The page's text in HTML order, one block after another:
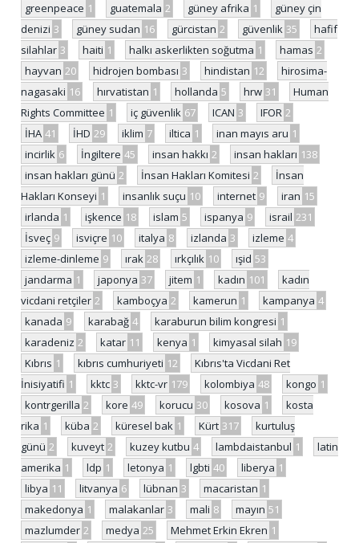
greenpeace 1 guatemala 2 güney afrika 1
güney çin
denizi 3 güney sudan 16 gürcistan 2 güvenlik 35
hafif
silahlar 3 haiti 1 halkı askerlikten soğutma 1 hamas 2
hayvan 20 hidrojen bombası 3 hindistan 12
hirosima-
nagasaki 16 hırvatistan 1 hollanda 5 hrw 31
Human
Rights Committee 1 iç güvenlik 67 ICAN 3 IFOR 2
İHA 41 İHD 29 iklim 7 iltica 1 inan mayıs aru 1
incirlik 6 İngiltere 45 insan hakkı 2 insan hakları 138
insan hakları günü 2 İnsan Hakları Komitesi 2
İnsan
Hakları Konseyi 1 insanlık suçu 10 internet 9 iran 15
irlanda 1 işkence 18 islam 5 ispanya 9 israil 231
İsveç 9 isviçre 10 italya 8 izlanda 3 izleme 4
izleme-dinleme 9 ırak 28 ırkçılık 10 ışid 53
jandarma 1 japonya 37 jitem 1 kadın 101
kadın
vicdani retçiler 2 kamboçya 2 kamerun 1 kampanya 4
kanada 9 karabağ 4 karaburun bilim kongresi 1
karadeniz 2 katar 11 kenya 1 kimyasal silah 19
Kıbrıs 1 kıbrıs cumhuriyeti 12
Kıbrıs'ta Vicdani Ret
İnisiyatifi 1 kktc 3 kktc-vr 179 kolombiya 48 kongo 1
kontrgerilla 2 kore 49 korucu 30 kosova 1
kosta
rika 1 küba 2 küresel bak 1 Kürt 317
kurtuluş
günü 2 kuveyt 2 kuzey kutbu 4 lambdaistanbul 1
latin
amerika 1 ldp 1 letonya 1 lgbti 40 liberya 1
libya 11 litvanya 6 lübnan 3 macaristan 1
makedonya 1 malakanlar 3 mali 8 mayın 51
mazlumder 2 medya 25 Mehmet Erkin Ekren 1